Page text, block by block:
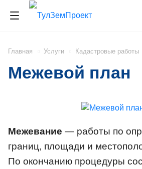
Главная Услуги Кадастровые работы
Межевой план
Межевание — работы по
границ, площади и
По окончанию процедуры